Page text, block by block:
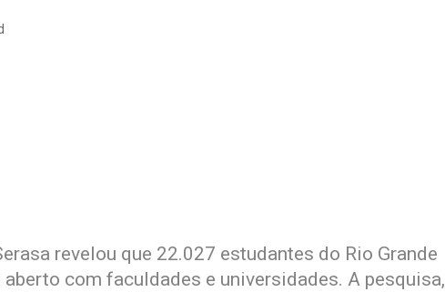
revelou que 22.027 estudantes do Rio Grande
com faculdades e universidades. A pesquisa,